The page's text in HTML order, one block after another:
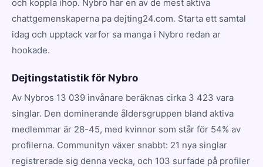
och koppla ihop. Nybro har en av de mest aktiva
chattgemenskaperna pa dejting24.com. Starta ett samtal
idag och upptack varfor sa manga i Nybro redan ar
hookade.
Dejtingstatistik för Nybro
Av Nybros 13 039 invånare beräknas cirka 3 423 vara
singlar. Den dominerande åldersgruppen bland aktiva
medlemmar är 28-45, med kvinnor som står för 54% av
profilerna. Communityn växer snabbt: 21 nya singlar
registrerade sig denna vecka, och 103 surfade på profiler